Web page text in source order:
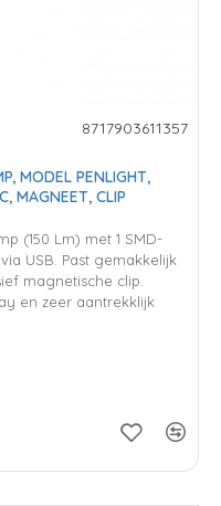
8717903611357
MODEL PENLIGHT,
MAGNEET, CLIP
(150 Lm) met 1 SMD-
USB. Past gemakkelijk
magnetische clip.
en zeer aantrekklijk